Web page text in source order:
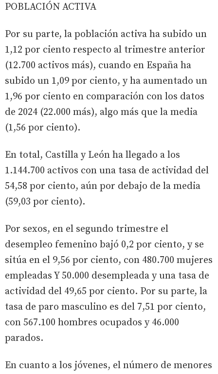
POBLACIÓN ACTIVA
Por su parte, la población activa ha subido un
1,12 por ciento respecto al trimestre anterior
(12.700 activos más), cuando en España ha
subido un 1,09 por ciento, y ha aumentado un
1,96 por ciento en comparación con los datos
de 2024 (22.000 más), algo más que la media
(1,56 por ciento).
En total, Castilla y León ha llegado a los
1.144.700 activos con una tasa de actividad del
54,58 por ciento, aún por debajo de la media
(59,03 por ciento).
Por sexos, en el segundo trimestre el
desempleo femenino bajó 0,2 por ciento, y se
sitúa en el 9,56 por ciento, con 480.700 mujeres
empleadas Y 50.000 desempleada y una tasa de
actividad del 49,65 por ciento. Por su parte, la
tasa de paro masculino es del 7,51 por ciento,
con 567.100 hombres ocupados y 46.000
parados.
En cuanto a los jóvenes, el número de menores